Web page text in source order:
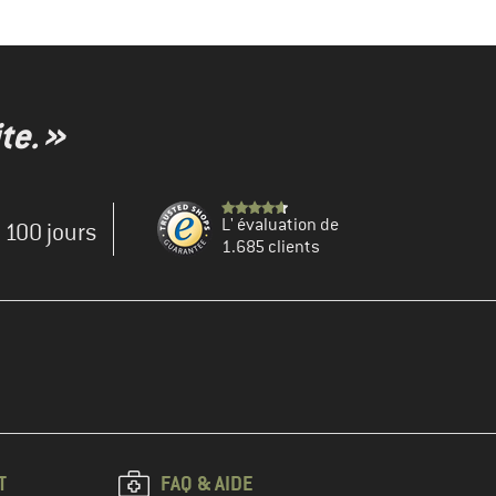
»
jours
L' évaluation de
1.685 clients
FAQ & AIDE